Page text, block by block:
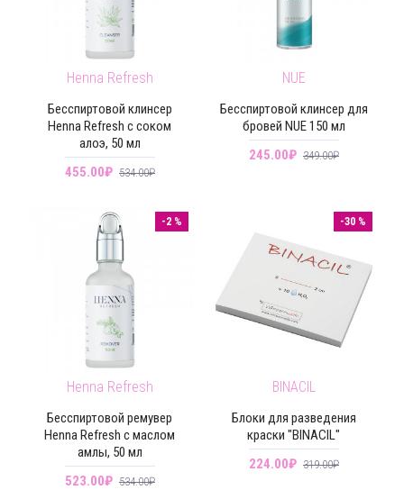
Henna Refresh
Бесспиртовой клинсер
Henna Refresh c соком
алоэ, 50 мл
455.00₽ 534.00₽
NUE
Бесспиртовой клинсер для
бровей NUE 150 мл
245.00₽ 349.00₽
-2 %
Henna Refresh
Бесспиртовой ремувер
Henna Refresh с маслом
амлы, 50 мл
523.00₽ 534.00₽
-30 %
BINACIL
Блоки для разведения
краски "BINACIL"
224.00₽ 319.00₽